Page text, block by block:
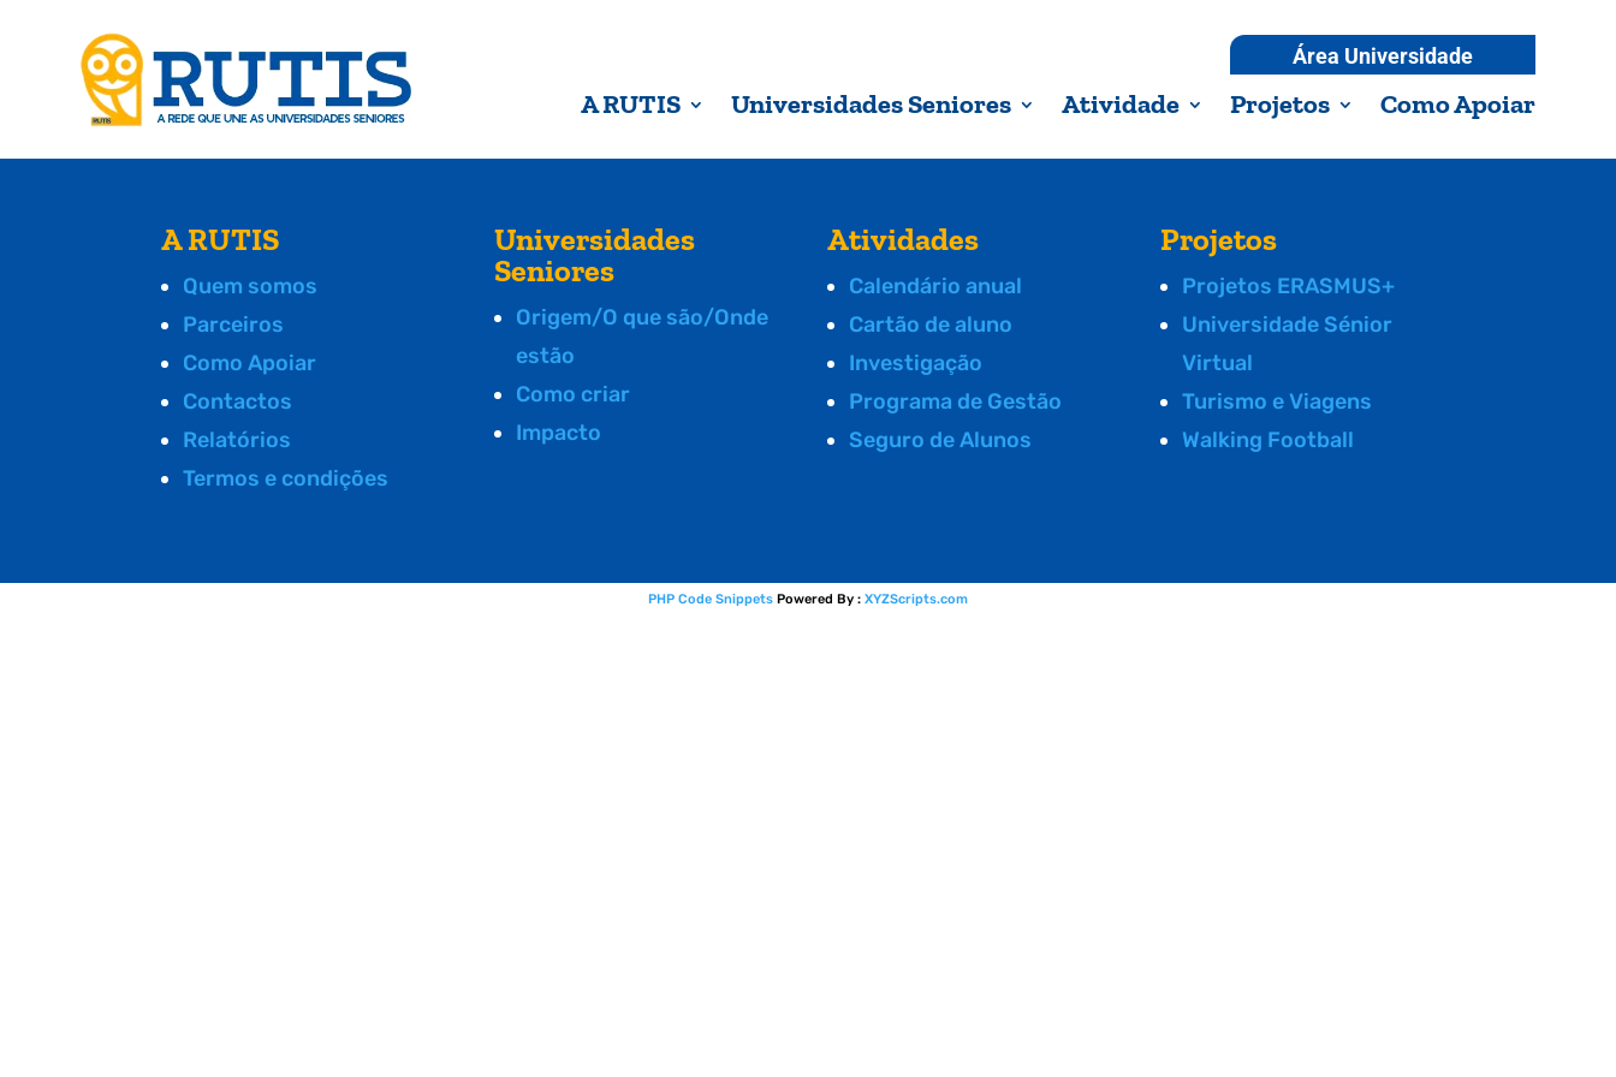
Área Universidade
A RUTIS Universidades Seniores Atividade Projetos Como Apoiar
A RUTIS
Quem somos
Parceiros
Como Apoiar
Contactos
Relatórios
Termos e condições
Universidades
Seniores
Origem/O que são/Onde
estão
Como criar
Impacto
Atividades
Calendário anual
Cartão de aluno
Investigação
Programa de Gestão
Seguro de Alunos
Projetos
Projetos ERASMUS+
Universidade Sénior
Virtual
Turismo e Viagens
Walking Football
PHP Code Snippets Powered By : XYZScripts.com